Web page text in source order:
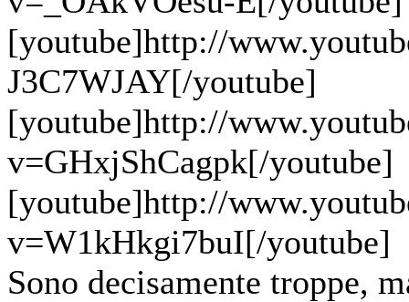
[youtube]http://
J3C7WJAY[/youtube]
[youtube]http://
v=GHxjShCagpk[/youtube]
[youtube]http://
v=W1kHkgi7buI[/youtube]
Sono decisamente troppe,